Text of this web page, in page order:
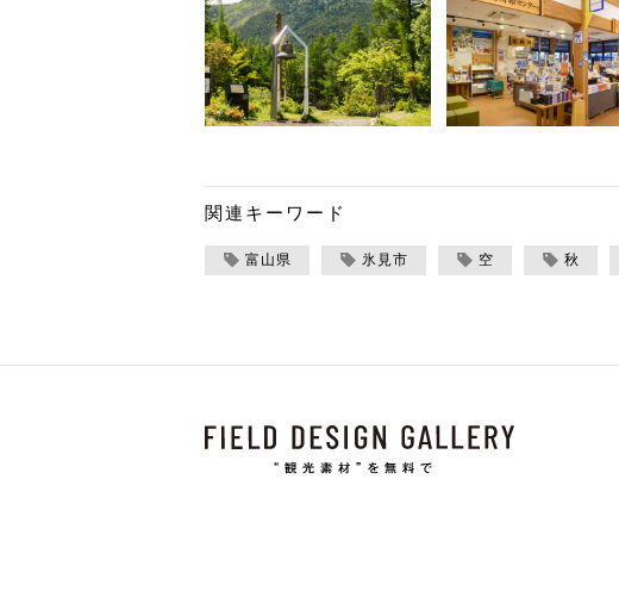
関連キーワード
富山県 氷見市 空 秋